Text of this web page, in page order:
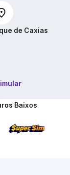
de Caxias
Baixos